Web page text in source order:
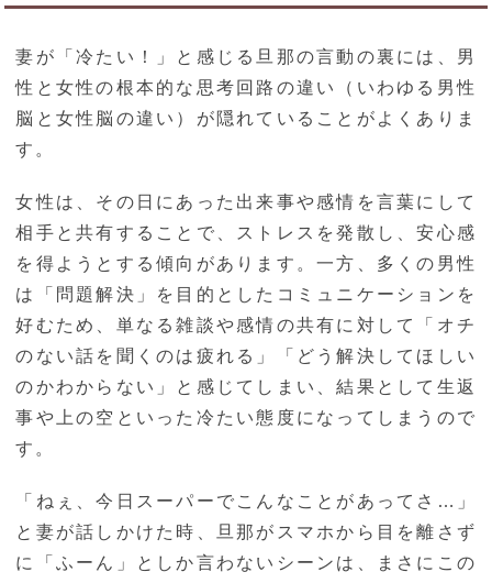
妻が「冷たい！」と感じる旦那の言動の裏には、男
性と女性の根本的な思考回路の違い（いわゆる男性
脳と女性脳の違い）が隠れていることがよくありま
す。
女性は、その日にあった出来事や感情を言葉にして
相手と共有することで、ストレスを発散し、安心感
を得ようとする傾向があります。一方、多くの男性
は「問題解決」を目的としたコミュニケーションを
好むため、単なる雑談や感情の共有に対して「オチ
のない話を聞くのは疲れる」「どう解決してほしい
のかわからない」と感じてしまい、結果として生返
事や上の空といった冷たい態度になってしまうので
す。
「ねぇ、今日スーパーでこんなことがあってさ…」
と妻が話しかけた時、旦那がスマホから目を離さず
に「ふーん」としか言わないシーンは、まさにこの